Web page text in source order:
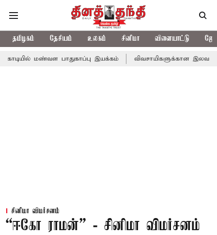
தமிழகம் தேசியம் உலகம் சினிமா விளையாட்டு
பாதுகாப்பு இயக்கம் விவசாயிகளுக்கான இலவச
சினிமா விமர்சனம்
“ஈகோ ராமன்” - சினிமா விமர்சனம்